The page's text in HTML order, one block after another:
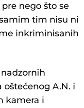
nego što se
tim nisu ni
inkriminisanih
oštećenog A.N. i
kamera i